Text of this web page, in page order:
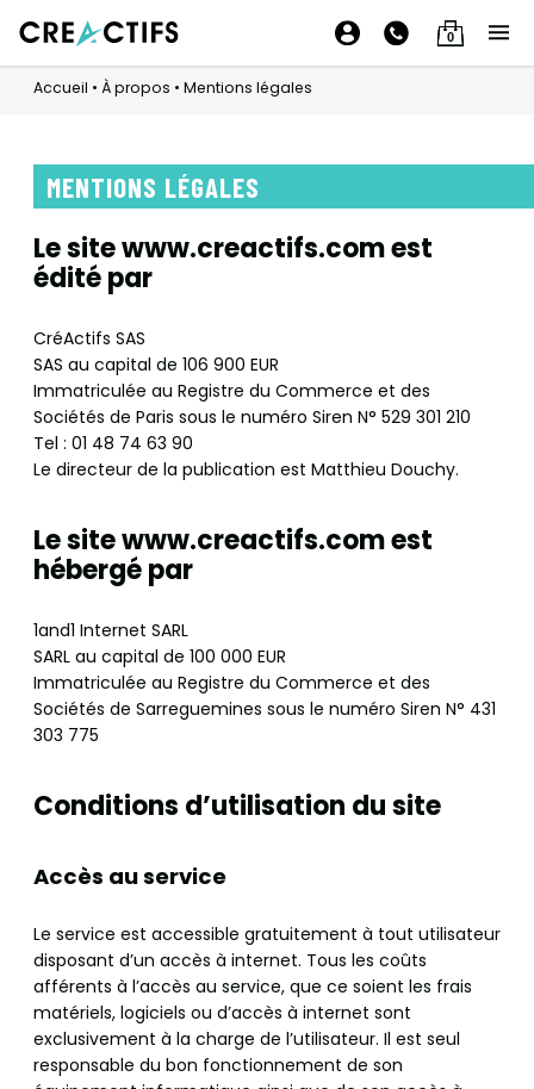
0
Accueil • À propos • Mentions légales
MENTIONS LÉGALES
Le site www.creactifs.com est
édité par
CréActifs SAS
SAS au capital de 106 900 EUR
Immatriculée au Registre du Commerce et des
Sociétés de Paris sous le numéro Siren N° 529 301 210
Tel : 01 48 74 63 90
Le directeur de la publication est Matthieu Douchy.
Le site www.creactifs.com est
hébergé par
1and1 Internet SARL
SARL au capital de 100 000 EUR
Immatriculée au Registre du Commerce et des
Sociétés de Sarreguemines sous le numéro Siren N° 431
303 775
Conditions d’utilisation du site
Accès au service
Le service est accessible gratuitement à tout utilisateur
disposant d’un accès à internet. Tous les coûts
afférents à l’accès au service, que ce soient les frais
matériels, logiciels ou d’accès à internet sont
exclusivement à la charge de l’utilisateur. Il est seul
responsable du bon fonctionnement de son